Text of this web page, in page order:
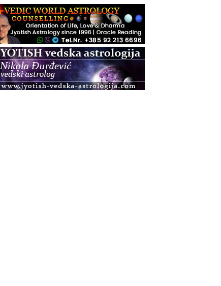
Radionica: Pomagači iz drugih dimenzija Online –
za sve
Osnovni ThetaHealing® tečaj, Zagreb i Online